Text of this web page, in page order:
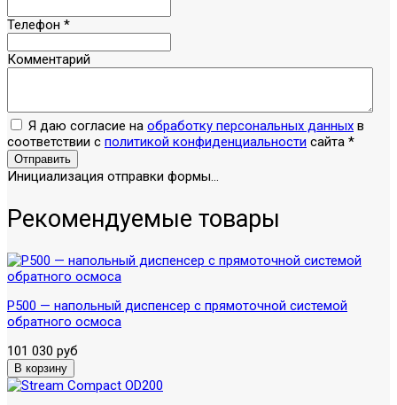
Телефон *
Комментарий
Я даю согласие на обработку персональных данных в
соответствии с политикой конфиденциальности сайта *
Отправить
Инициализация отправки формы...
Рекомендуемые товары
P500 — напольный диспенсер с прямоточной системой
обратного осмоса
101 030 руб